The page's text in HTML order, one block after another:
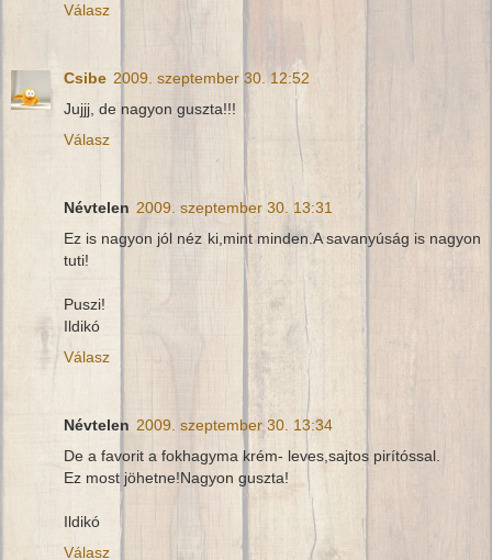
Válasz
Csibe 2009. szeptember 30. 12:52
Jujjj, de nagyon guszta!!!
Válasz
Névtelen 2009. szeptember 30. 13:31
Ez is nagyon jól néz ki,mint minden.A savanyúság is nagyon
tuti!
Puszi!
Ildikó
Válasz
Névtelen 2009. szeptember 30. 13:34
De a favorit a fokhagyma krém- leves,sajtos pirítóssal.
Ez most jöhetne!Nagyon guszta!
Ildikó
Válasz